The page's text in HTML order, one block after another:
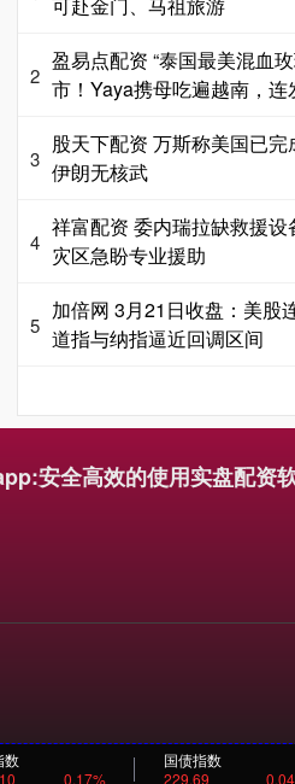
可赴金门、马祖旅游
2
盈易点配资 “泰国最美混血
市！Yaya携母吃遍越南，连
3
股天下配资 万斯称美国已
伊朗无核武
4
祥富配资 委内瑞拉缺救援设
灾区急盼专业援助
5
加倍网 3月21日收盘：美股
道指与纳指逼近回调区间
数
0.17%
国债指数
229.69
安全高效的使用实盘配资